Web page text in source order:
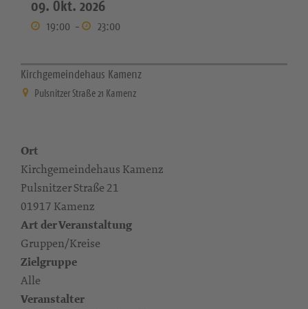
09. Okt. 2026
19:00 - 23:00
Kirchgemeindehaus Kamenz
Pulsnitzer Straße 21 Kamenz
Ort
Kirchgemeindehaus Kamenz
Pulsnitzer Straße 21
01917 Kamenz
Art der Veranstaltung
Gruppen/Kreise
Zielgruppe
Alle
Veranstalter